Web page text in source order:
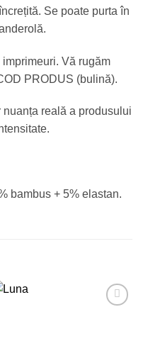
Se poate purta în
Vă rugăm
PRODUS (bulină).
reală a produsului
bambus + 5% elastan.